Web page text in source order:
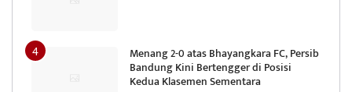
Menang 2-0 atas Bhayangkara FC, Persib
Bandung Kini Bertengger di Posisi
Kedua Klasemen Sementara